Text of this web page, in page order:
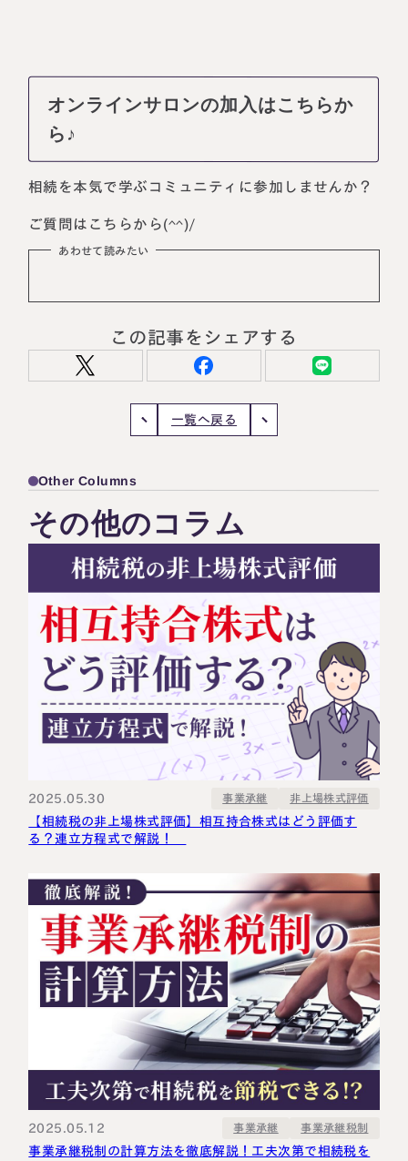
オンラインサロンの加入はこちらか
ら♪
相続を本気で学ぶコミュニティに参加しませんか？
ご質問はこちらから(^^)/
あわせて読みたい
この記事をシェアする
一覧へ戻る
Other Columns
その他のコラム
2025.05.30 事業承継 非上場株式評価
【相続税の非上場株式評価】相互持合株式はどう評価す
る？連立方程式で解説！
2025.05.12 事業承継 事業承継税制
事業承継税制の計算方法を徹底解説！工夫次第で相続税を